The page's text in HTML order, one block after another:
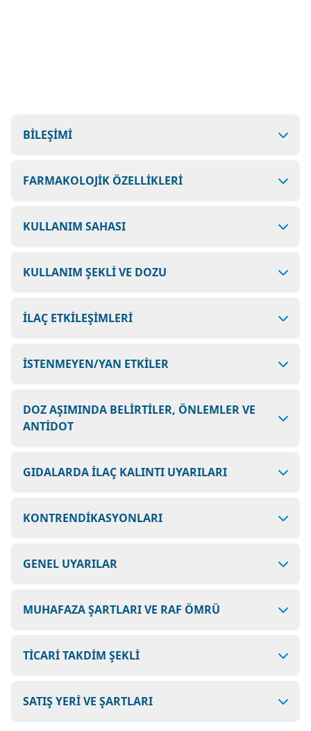
BİLEŞİMİ
FARMAKOLOJİK ÖZELLİKLERİ
KULLANIM SAHASI
KULLANIM ŞEKLİ VE DOZU
İLAÇ ETKİLEŞİMLERİ
İSTENMEYEN/YAN ETKİLER
DOZ AŞIMINDA BELİRTİLER, ÖNLEMLER VE
ANTİDOT
GIDALARDA İLAÇ KALINTI UYARILARI
KONTRENDİKASYONLARI
GENEL UYARILAR
MUHAFAZA ŞARTLARI VE RAF ÖMRÜ
TİCARİ TAKDİM ŞEKLİ
SATIŞ YERİ VE ŞARTLARI